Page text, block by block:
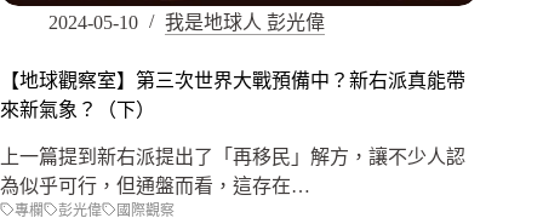
2024-05-10 我是地球人 彭光偉
【地球觀察室】第三次世界大戰預備中？新右派真能帶
來新氣象？（下）
上一篇提到新右派提出了「再移民」解方，讓不少人認
為似乎可行，但通盤而看，這存在…
專欄 彭光偉 國際觀察